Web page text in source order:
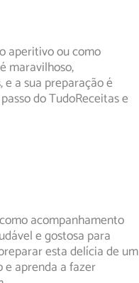
aperitivo ou como
maravilhoso,
a sua preparação é
do TudoReceitas e
acompanhamento
e gostosa para
esta delícia de um
e aprenda a fazer